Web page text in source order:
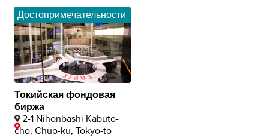
Достопримечательности
Токийская фондовая
биржа
2-1 Nihonbashi Kabuto-
cho, Chuo-ku, Tokyo-to